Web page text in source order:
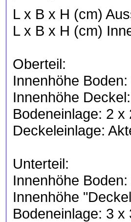
L x B x H (cm)
L x B x H (cm)
Oberteil:
Innenhöhe
Innenhöhe
Bodeneinlage: 2
Deckeleinlage:
Unterteil:
Innenhöhe
Innenhöhe
Bodeneinlage: 3